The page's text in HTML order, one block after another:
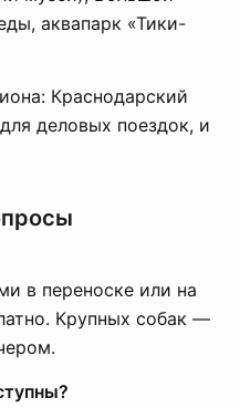
аквапарк «Тики-
Краснодарский
деловых поездок, и
в переноске или на
Крупных собак —